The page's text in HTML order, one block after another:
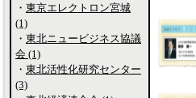
・ 東京エレクトロン宮城
(1)
・ 東北ニュービジネス協議
会 (1)
・ 東北活性化研究センター
(3)